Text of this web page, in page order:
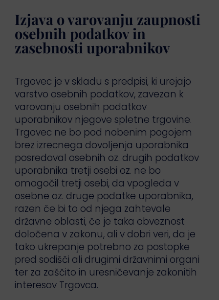
Izjava o varovanju zaupnosti
osebnih podatkov in
zasebnosti uporabnikov
Trgovec je v skladu s predpisi, ki urejajo
varstvo osebnih podatkov, zavezan k
varovanju osebnih podatkov
uporabnikov njegove spletne trgovine.
Trgovec ne bo pod nobenim pogojem
brez izrecnega dovoljenja uporabnika
posredoval osebnih oz. drugih podatkov
uporabnika tretji osebi oz. ne bo
omogočil tretji osebi, da vpogleda v
osebne oz. druge podatke uporabnika,
razen če bi to od njega zahtevale
državne oblasti, če je taka obveznost
določena v zakonu, ali v dobri veri, da je
tako ukrepanje potrebno za postopke
pred sodišči ali drugimi državnimi organi
ter za zaščito in uresničevanje zakonitih
interesov Trgovca.